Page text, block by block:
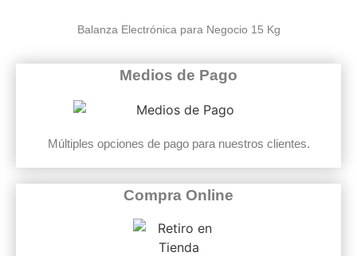
Balanza Electrónica para Negocio 15 Kg
Medios de Pago
Múltiples opciones de pago para nuestros clientes.
Compra Online